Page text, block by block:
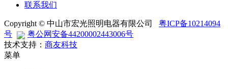
联系我们
Copyright © 中山市宏光照明电器有限公司 粤ICP备10214094
号
粤公网安备44200002443006号
技术支持： 商友科技
菜单